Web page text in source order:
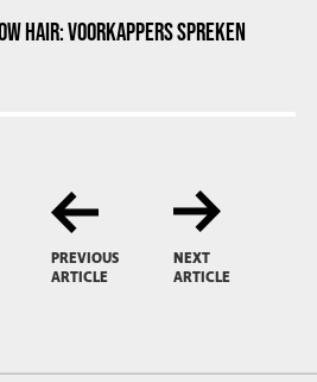
HAIR: VOORKAPPERS SPREKEN
PREVIOUS
ARTICLE
NEXT
ARTICLE